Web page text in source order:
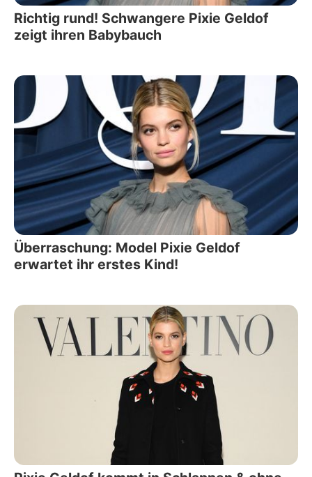
Richtig rund! Schwangere Pixie Geldof
zeigt ihren Babybauch
Überraschung: Model Pixie Geldof
erwartet ihr erstes Kind!